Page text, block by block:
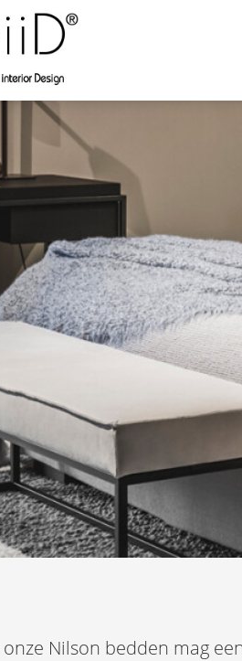
onze Nilson bedden mag